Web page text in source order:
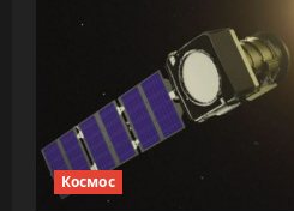
«космический
гибрид»?
Космос